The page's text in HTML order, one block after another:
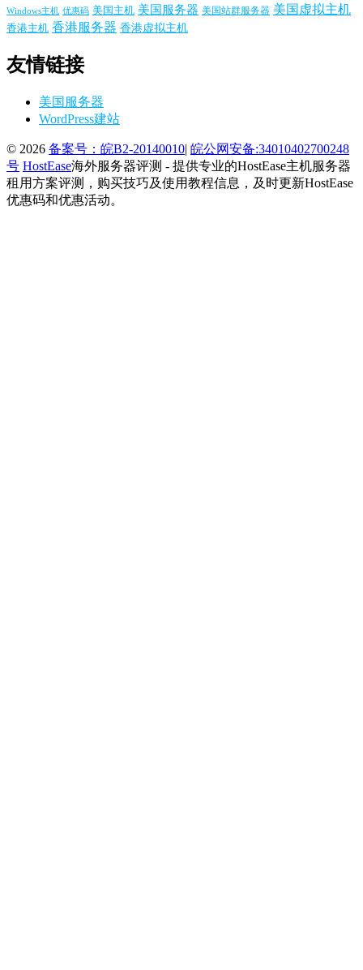
Windows主机 优惠码 美国主机 美国服务器 美国站群服务器 美国虚拟主机
香港主机 香港服务器 香港虚拟主机
友情链接
美国服务器
WordPress建站
© 2026 备案号：皖B2-20140010| 皖公网安备:34010402700248
号 HostEase海外服务器评测 - 提供专业的HostEase主机服务器
租用方案评测，购买技巧及使用教程信息，及时更新HostEase
优惠码和优惠活动。